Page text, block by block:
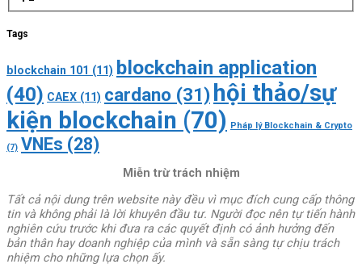
Tags
blockchain 101 (11) blockchain application
(40) CAEX (11) cardano (31)hội thảo/sự
kiện blockchain (70) Pháp lý Blockchain & Crypto
(7) VNEs (28)
Miễn trừ trách nhiệm
Tất cả nội dung trên website này đều vì mục đích cung cấp thông
tin và không phải là lời khuyên đầu tư. Người đọc nên tự tiến hành
nghiên cứu trước khi đưa ra các quyết định có ảnh hưởng đến
bản thân hay doanh nghiệp của mình và sẵn sàng tự chịu trách
nhiệm cho những lựa chọn ấy.